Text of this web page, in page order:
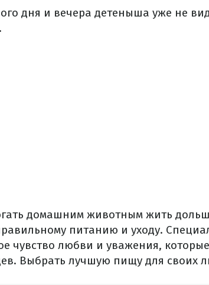
дня и вечера детеныша уже не
домашним животным жить
питанию и уходу.
чувство любви и уважения,
Выбрать лучшую пищу для своих